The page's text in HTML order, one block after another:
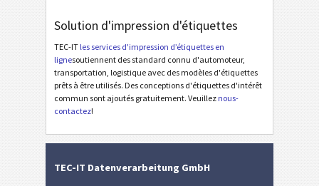
B BOSCH
MAT Étiquettes MAT
I Étiquettes d'inventaire
Solution d'impression d'étiquettes
TEC-IT les services d'impression d’étiquettes en
lignesoutiennent des standard connu d'automoteur,
transportation, logistique avec des modèles d'étiquettes
prêts à être utilisés. Des conceptions d'étiquettes d'intérêt
commun sont ajoutés gratuitement. Veuillez nous-
contactez!
TEC-IT Datenverarbeitung GmbH